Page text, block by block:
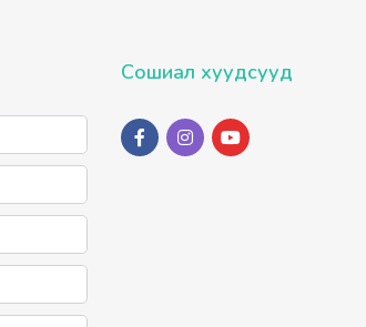
Сошиал хуудсууд